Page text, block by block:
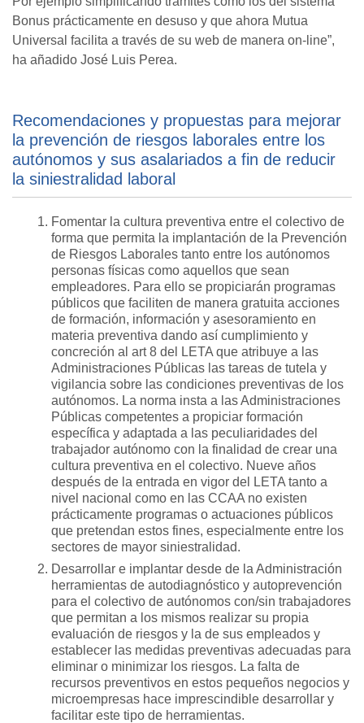
Bonus prácticamente en desuso y que ahora Mutua
Universal facilita a través de su web de manera on-line”,
ha añadido José Luis Perea.
Recomendaciones y propuestas para mejorar
la prevención de riesgos laborales entre los
autónomos y sus asalariados a fin de reducir
la siniestralidad laboral
Fomentar la cultura preventiva entre el colectivo de
forma que permita la implantación de la Prevención
de Riesgos Laborales tanto entre los autónomos
personas físicas como aquellos que sean
empleadores. Para ello se propiciarán programas
públicos que faciliten de manera gratuita acciones
de formación, información y asesoramiento en
materia preventiva dando así cumplimiento y
concreción al art 8 del LETA que atribuye a las
Administraciones Públicas las tareas de tutela y
vigilancia sobre las condiciones preventivas de los
autónomos. La norma insta a las Administraciones
Públicas competentes a propiciar formación
específica y adaptada a las peculiaridades del
trabajador autónomo con la finalidad de crear una
cultura preventiva en el colectivo. Nueve años
después de la entrada en vigor del LETA tanto a
nivel nacional como en las CCAA no existen
prácticamente programas o actuaciones públicos
que pretendan estos fines, especialmente entre los
sectores de mayor siniestralidad.
Desarrollar e implantar desde de la Administración
herramientas de autodiagnóstico y autoprevención
para el colectivo de autónomos con/sin trabajadores
que permitan a los mismos realizar su propia
evaluación de riesgos y la de sus empleados y
establecer las medidas preventivas adecuadas para
eliminar o minimizar los riesgos. La falta de
recursos preventivos en estos pequeños negocios y
microempresas hace imprescindible desarrollar y
facilitar este tipo de herramientas.